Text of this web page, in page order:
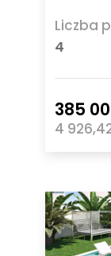
Liczba
4
385
4